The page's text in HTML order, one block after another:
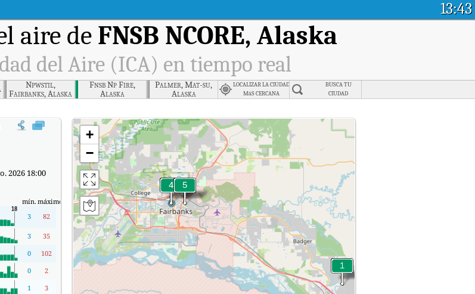
13:43
aire de FNSB NCORE, Alaska
del Aire (ICA) en tiempo real
Npwstil,
Fairbanks, Alaska
Fnsb Np Fire,
Alaska
Palmer, Mat-su,
Alaska
LOCALIZAR LA CIUDAD
MáS CERCANA
BUSCA TU
CIUDAD
de FNSB NCORE, Alaska en tiempo real.
2026 18:00
mín. máximo
3 82
3
35
0
102
0
2
1 3
+
−